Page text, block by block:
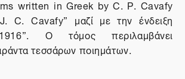
written in Greek by C. P. Cavafy
C. Cavafy” μαζί με την ένδειξη
Ο τόμος περιλαμβάνει
τεσσάρων ποιημάτων.